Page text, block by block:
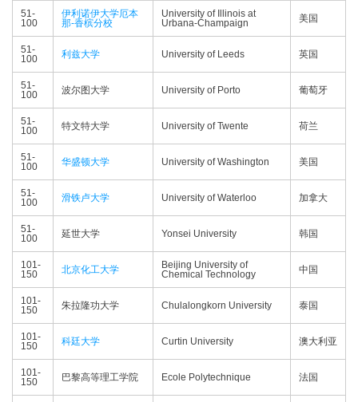
51-
100
伊利诺伊大学厄本
那-香槟分校
University of Illinois at
Urbana-Champaign
美国
51-
100
利兹大学 University of Leeds 英国
51-
100
波尔图大学 University of Porto 葡萄牙
51-
100
特文特大学 University of Twente 荷兰
51-
100
华盛顿大学 University of Washington 美国
51-
100
滑铁卢大学 University of Waterloo 加拿大
51-
100
延世大学 Yonsei University 韩国
101-
150
北京化工大学
Beijing University of
Chemical Technology
中国
101-
150
朱拉隆功大学 Chulalongkorn University 泰国
101-
150
科廷大学 Curtin University 澳大利亚
101-
150
巴黎高等理工学院 Ecole Polytechnique 法国